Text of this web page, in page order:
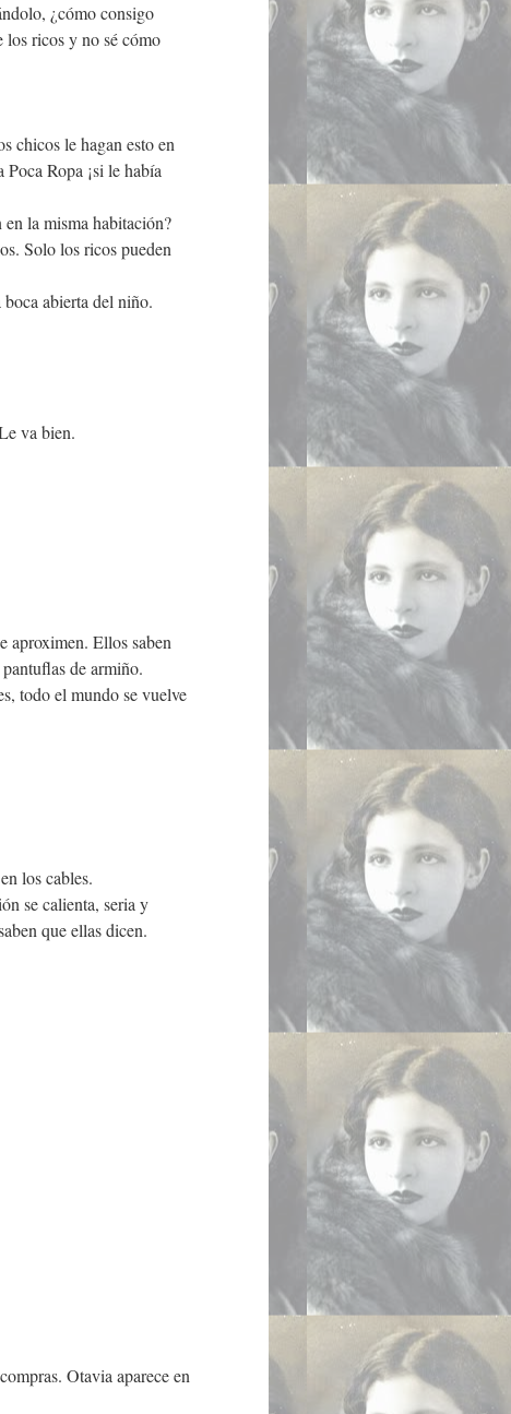
¿cómo consigo
los ricos y no sé cómo
chicos le hagan esto en
Poca Ropa ¡si le había
la misma habitación?
Solo los ricos pueden
abierta del niño.
va bien.
aproximen. Ellos saben
de armiño.
todo el mundo se vuelve
los cables.
se calienta, seria y
que ellas dicen.
Otavia aparece en